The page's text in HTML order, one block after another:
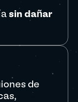
sin dañar
de